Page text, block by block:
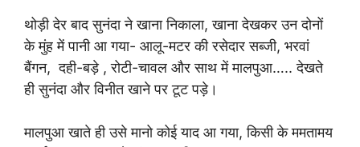
थोड़ी देर बाद सुनंदा ने खाना निकाला, खाना देखकर उन दोनों
के मुंह में पानी आ गया- आलू-मटर की रसेदार सब्जी, भरवां
बैंगन, दही-बड़े , रोटी-चावल और साथ में मालपुआ….. देखते
ही सुनंदा और विनीत खाने पर टूट पड़े।
मालपुआ खाते ही उसे मानो कोई याद आ गया, किसी के ममतामय